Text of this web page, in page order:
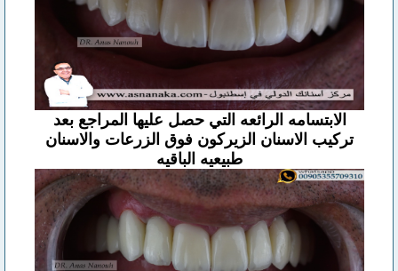
الابتسامه الرائعه التي حصل عليها المراجع بعد
تركيب الاسنان الزيركون فوق الزرعات والاسنان
طبيعيه الباقيه